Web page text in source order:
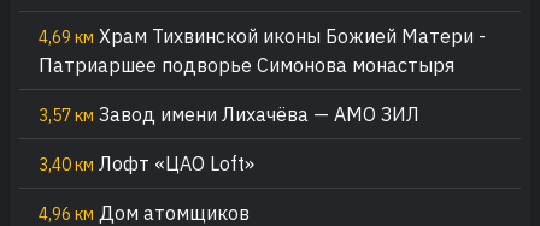
4,69 км Храм Тихвинской иконы Божией Матери -
Патриаршее подворье Симонова монастыря
3,57 км Завод имени Лихачёва — АМО ЗИЛ
3,40 км Лофт «ЦАО Loft»
4,96 км Дом атомщиков